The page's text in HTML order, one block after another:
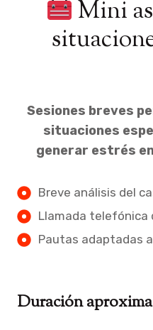
Mini
Sesiones breves
situaciones
generar estrés
Breve análisis del
Llamada telefónica
Pautas adaptadas
Duración